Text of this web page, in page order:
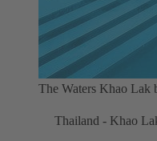
The Waters Khao Lak
Thailand - Khao